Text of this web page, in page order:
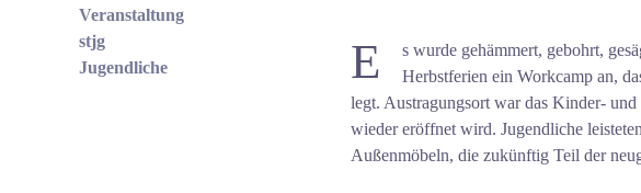
Veranstaltung
stjg
Jugendliche
E
s wurde gehämmert, gebohrt,
Herbstferien ein Workcamp an,
legt. Austragungsort war das Kinder-
wieder eröffnet wird. Jugendliche
Außenmöbeln, die zukünftig Teil der